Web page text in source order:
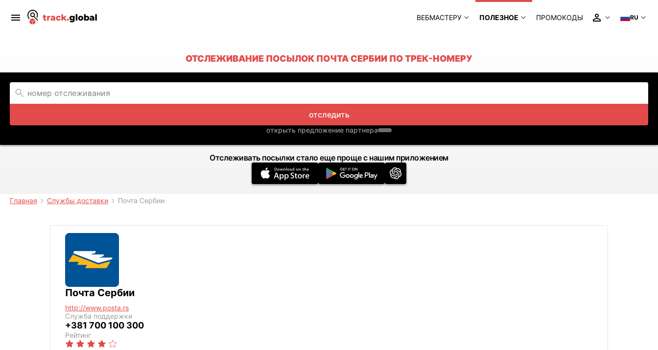
ВЕБМАСТЕРУ ПОЛЕЗНОЕ ПРОМОКОДЫ RU
ОТСЛЕЖИВАНИЕ ПОСЫЛОК ПОЧТА СЕРБИИ ПО ТРЕК-НОМЕРУ
отследить
открыть предложение партнера
Отслеживать посылки стало еще проще с нашим приложением
Главная Службы доставки Почта Сербии
Почта Сербии
http://www.posta.rs
Служба поддержки
+381 700 100 300
Рейтинг